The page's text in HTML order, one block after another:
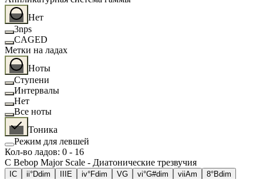
Нет
3nps
CAGED
Метки на ладах
Ноты
Ступени
Интервалы
Нет
Все ноты
Тоника
Режим для левшей
Кол-во ладов: 0 - 16
C Bebop Major Scale - Диатонические трезвучия
C ii°Ddim E iv°Fdim VG vi°G#dim viiAm 8°Bdim